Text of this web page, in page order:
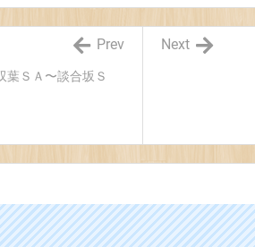
Next
葉ＳＡ〜談合坂Ｓ
Prev